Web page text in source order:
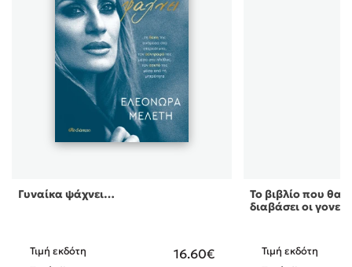
Γυναίκα ψάχνει…
Τιμή εκδότη 16.60€
Το βιβλίο που θα
διαβάσει οι γονεί
Τιμή εκδότη